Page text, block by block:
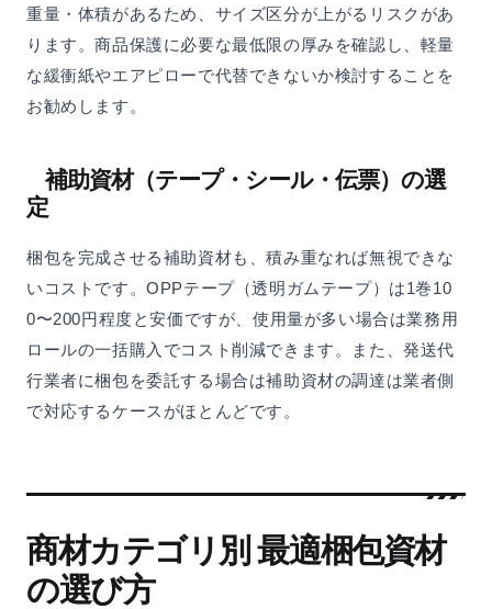
重量・体積があるため、サイズ区分が上がるリスクがあ
ります。商品保護に必要な最低限の厚みを確認し、軽量
な緩衝紙やエアピローで代替できないか検討することを
お勧めします。
補助資材（テープ・シール・伝票）の選
定
梱包を完成させる補助資材も、積み重なれば無視できな
いコストです。OPPテープ（透明ガムテープ）は1巻10
0〜200円程度と安価ですが、使用量が多い場合は業務用
ロールの一括購入でコスト削減できます。また、発送代
行業者に梱包を委託する場合は補助資材の調達は業者側
で対応するケースがほとんどです。
商材カテゴリ別 最適梱包資材
の選び方